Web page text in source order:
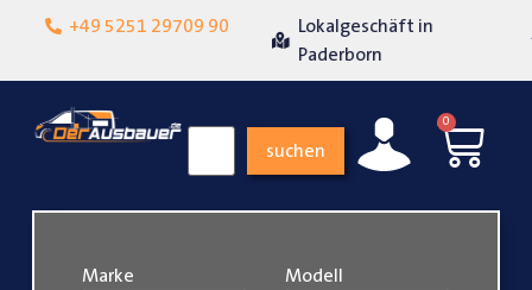
+49 5251 29709 90
Lokalgeschäft in
Über 15 Jahre Erfahrung
suchen
0
Marke Modell